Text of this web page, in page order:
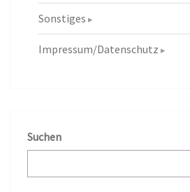
Sonstiges
Impressum/Datenschutz
Suchen